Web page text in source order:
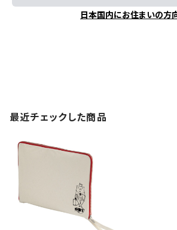
日本国内にお住まいの方
最近チェックした商品